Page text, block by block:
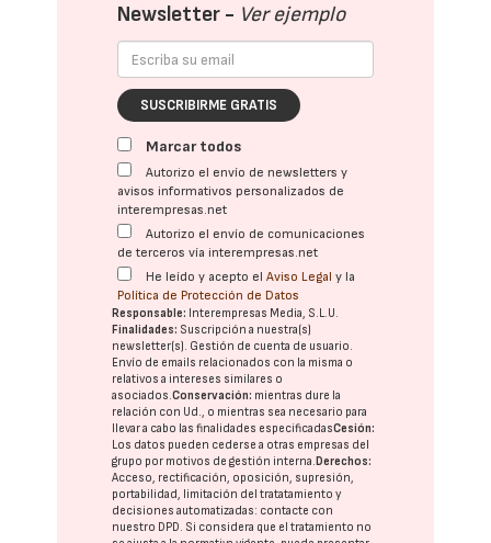
Newsletter - Ver ejemplo
SUSCRIBIRME GRATIS
Marcar todos
Autorizo el envío de newsletters y
avisos informativos personalizados de
interempresas.net
Autorizo el envío de comunicaciones
de terceros vía interempresas.net
He leído y acepto elAviso Legal y la
Política de Protección de Datos
Responsable: Interempresas Media, S.L.U.
Finalidades: Suscripción a nuestra(s)
newsletter(s). Gestión de cuenta de usuario.
Envío de emails relacionados con la misma o
relativos a intereses similares o
asociados.Conservación: mientras dure la
relación con Ud., o mientras sea necesario para
llevar a cabo las finalidades especificadasCesión:
Los datos pueden cederse a otras empresas del
grupo por motivos de gestión interna. Derechos:
Acceso, rectificación, oposición, supresión,
portabilidad, limitación del tratatamiento y
decisiones automatizadas: contacte con
nuestro DPD. Si considera que el tratamiento no